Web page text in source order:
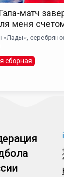
матч
меня
«Лады»,
сборная